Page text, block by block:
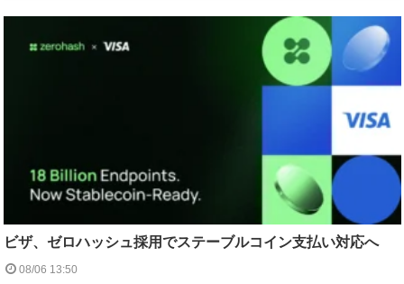
ビザ、ゼロハッシュ採用でステーブルコイン支払い対応へ
08/06 13:50